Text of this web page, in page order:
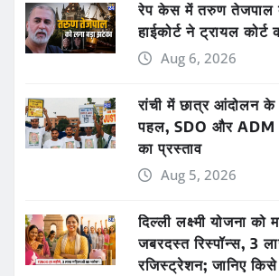
रेप केस में तरुण तेजपाल
हाईकोर्ट ने ट्रायल
Aug 6, 2026
रांची में छात्र आंदोलन
पहल, SDO और ADM
का प्रस्ताव
Aug 5, 2026
दिल्ली लक्ष्मी योजना को
जबरदस्त रिस्पॉन्स, 3
रजिस्ट्रेशन; जानिए